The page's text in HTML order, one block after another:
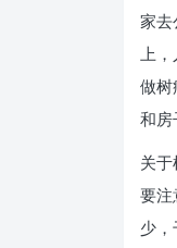
家去
上，
做树
和房
关
要注
少